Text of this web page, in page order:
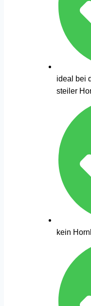
ideal bei
steiler
kein